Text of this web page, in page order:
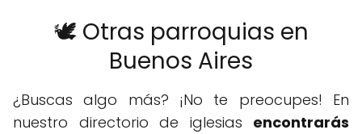
🕊️ Otras parroquias en
Buenos Aires
¿Buscas algo más? ¡No te preocupes! En
nuestro directorio de iglesias encontrarás